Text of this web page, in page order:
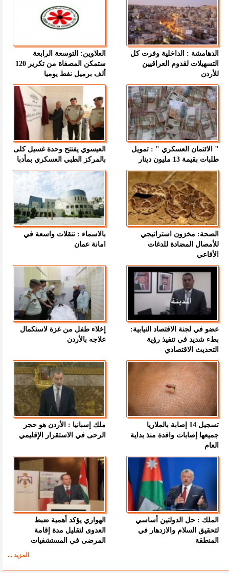
الدهامشة : الداخلية وفرت كل
التسهيلات لقدوم العراقيين
للأردن
العلاوين: التوسعة الرابعة
ستمكن المصفاة من تكرير 120
ألف برميل نفط يوميا
" الائتمان العسكري " : تمويل
طلبات بقيمة 13 مليون دينار
العيسوي يفتتح وحدة غسيل كلى
بالمركز الطبي العسكري بمأدبا
الصحة: مخزون استراتيجي
للأمصال المضادة للدغات
الأفاعي
بالاسماء : تنقلات واسعة في
امانة عمان
عضو في لجنة الاقتصاد النيابية:
بطء شديد في تنفيذ رؤية
التحديث الاقتصادي
إخلاء طفل من غزة لاستكمال
علاجه بالأردن
تسجيل 14 إصابة بالملاريا
جميعها إصابات وافدة منذ بداية
العام
ملك إسبانيا : الأردن هو حجر
الرحى في الاستقرار الإقليمي
الملك : حل الدولتين أساسي
لتحقيق السلام والازدهار في
المنطقة
الهواري يؤكد أهمية ضبط
العدوى لتقليل مدة إقامة
المرضى في المستشفيات
المزيد ...